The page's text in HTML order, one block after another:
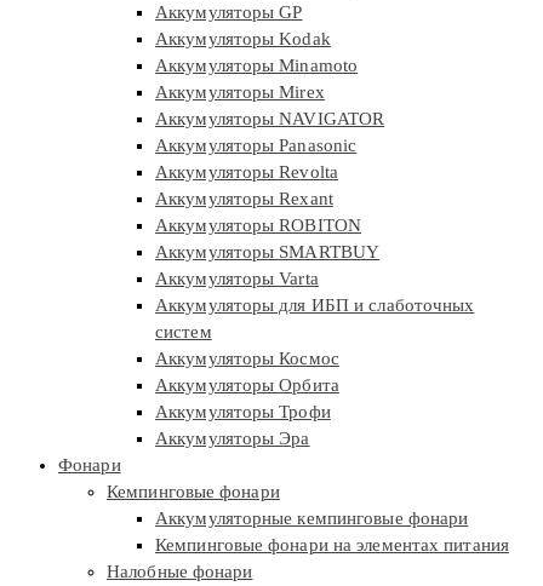
Аккумуляторы GP
Аккумуляторы Kodak
Аккумуляторы Minamoto
Аккумуляторы Mirex
Аккумуляторы NAVIGATOR
Аккумуляторы Panasonic
Аккумуляторы Revolta
Аккумуляторы Rexant
Аккумуляторы ROBITON
Аккумуляторы SMARTBUY
Аккумуляторы Varta
Аккумуляторы для ИБП и слаботочных
систем
Аккумуляторы Космос
Аккумуляторы Орбита
Аккумуляторы Трофи
Аккумуляторы Эра
Фонари
Кемпинговые фонари
Аккумуляторные кемпинговые фонари
Кемпинговые фонари на элементах питания
Налобные фонари